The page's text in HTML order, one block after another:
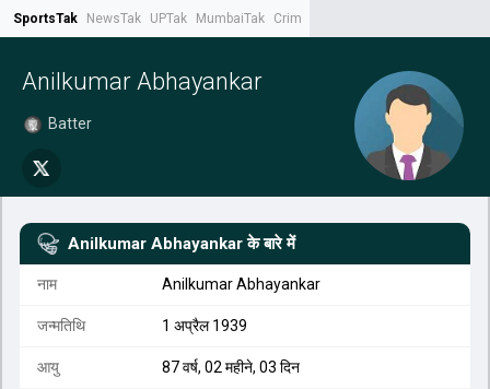
SportsTak NewsTak UPTak MumbaiTak CrimeTak
Anilkumar Abhayankar
Batter
Anilkumar Abhayankar के बारे में
नाम Anilkumar Abhayankar
जन्मतिथि 1 अप्रैल 1939
आयु 87 वर्ष, 02 महीने, 03 दिन